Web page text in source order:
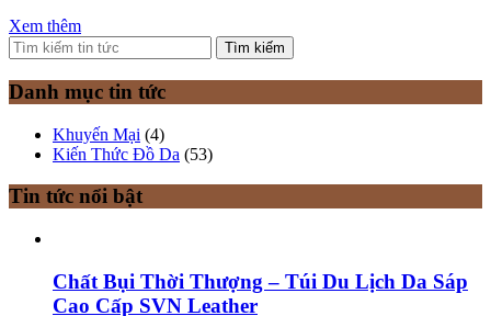
Xem thêm
Tìm kiếm
Danh mục tin tức
Khuyến Mại (4)
Kiến Thức Đồ Da (53)
Tin tức nổi bật
Chất Bụi Thời Thượng – Túi Du Lịch Da Sáp
Cao Cấp SVN Leather